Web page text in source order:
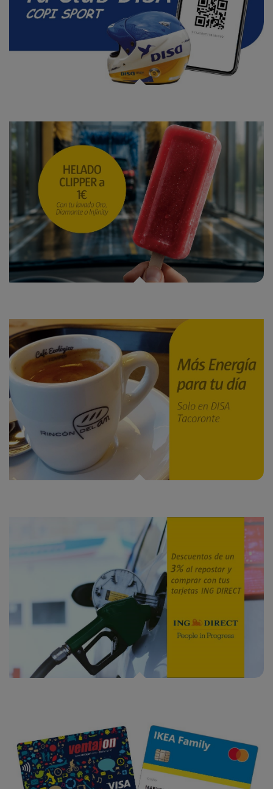
¡Nueva edición del Programa de pilotos DISA Copi Sport!
Lava tu coche y llévate un helado Clipper por solo 1€
En DISA Tacoronte te invitamos a un café o barra de pan.
Promoción ING DIRECT en Estaciones SHELL y DISA